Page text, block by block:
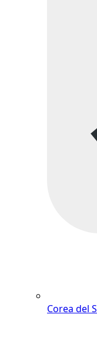
Corea del